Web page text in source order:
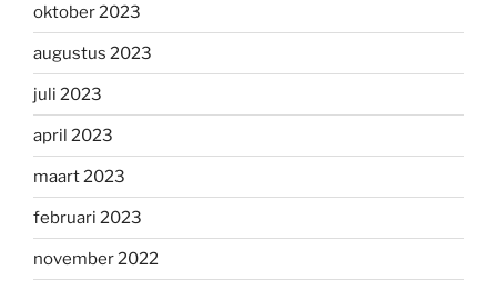
oktober 2023
augustus 2023
juli 2023
april 2023
maart 2023
februari 2023
november 2022